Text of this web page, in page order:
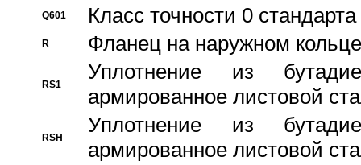
Q601 Класс точности 0
R Фланец на наружном кольце
RS1
Уплотнение из
армированное листовой
RSH
Уплотнение из
армированное листовой